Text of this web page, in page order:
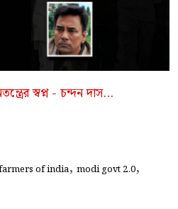
স্বপ্ন - চন্দন দাস...
of india, modi govt 2.0,